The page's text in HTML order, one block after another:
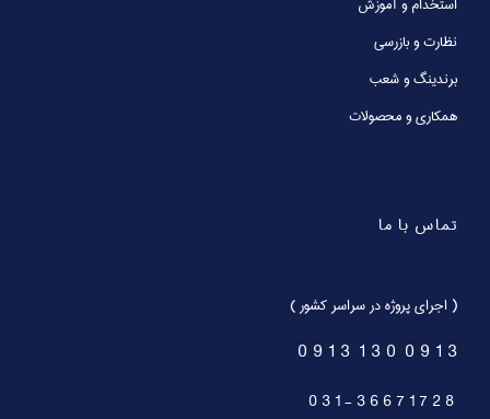
نظارت و بازرسی
برندینگ و شعب
همکاری و محصولات
تماس با ما
( اجرای پروژه در سراسر کشور )
0 9 1 3 1 3 0 0 9 1 3
0 3 1 - 3 6 6 7 1 7 2 8